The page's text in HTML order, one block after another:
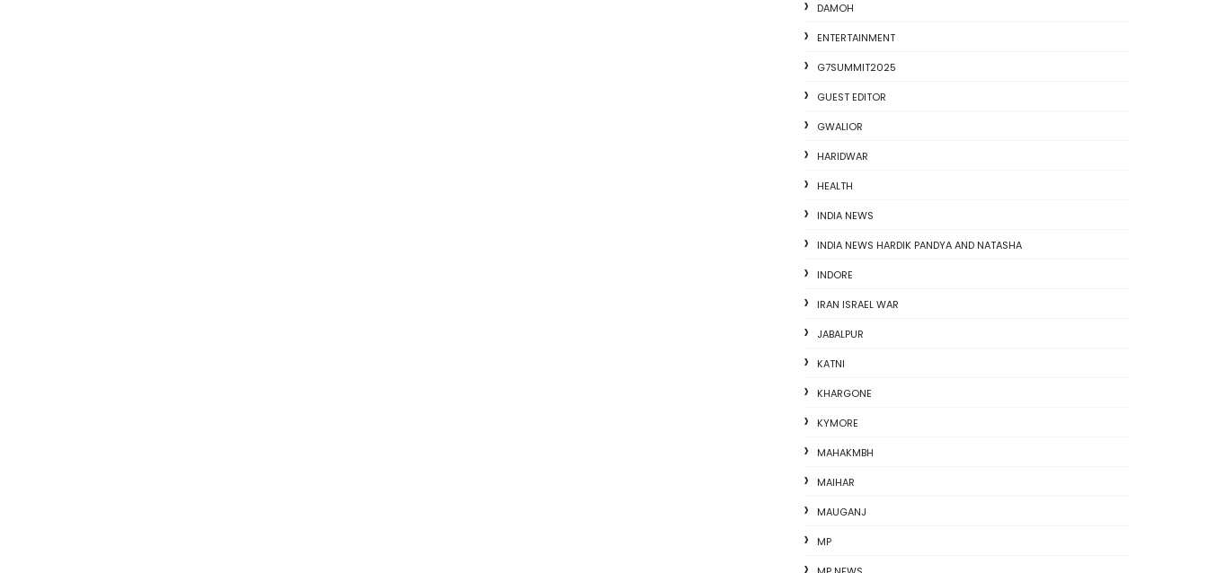
DAMOH
ENTERTAINMENT
G7SUMMIT2025
GUEST EDITOR
GWALIOR
HARIDWAR
HEALTH
INDIA NEWS
INDIA NEWS HARDIK PANDYA AND NATASHA
INDORE
IRAN ISRAEL WAR
JABALPUR
KATNI
KHARGONE
KYMORE
MAHAKMBH
MAIHAR
MAUGANJ
MP